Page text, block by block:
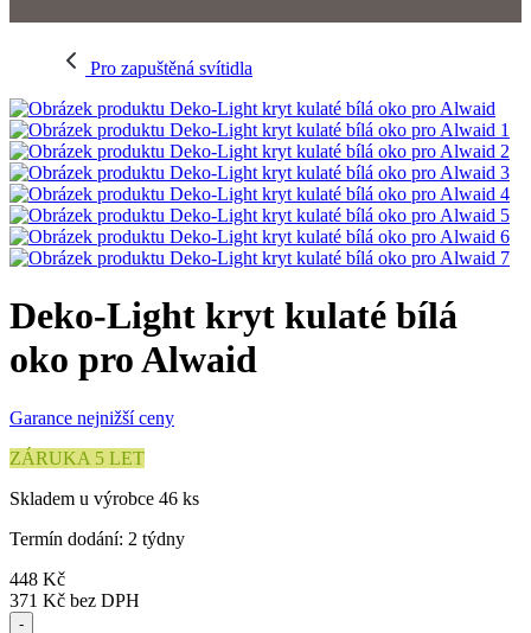
Pro zapuštěná svítidla
Deko-Light kryt kulaté bílá
oko pro Alwaid
Garance nejnižší ceny
ZÁRUKA 5 LET
Skladem u výrobce 46 ks
Termín dodání: 2 týdny
448 Kč
371 Kč bez DPH
-